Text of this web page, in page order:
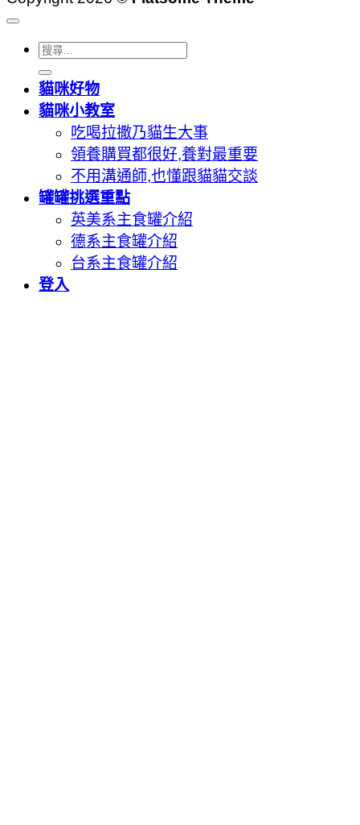
搜
尋
關
鍵
字:
貓咪好物
貓咪小教室
吃喝拉撒乃貓生大事
領養購買都很好,養對最重要
不用溝通師,也懂跟貓貓交談
罐罐挑選重點
英美系主食罐介紹
德系主食罐介紹
台系主食罐介紹
登入